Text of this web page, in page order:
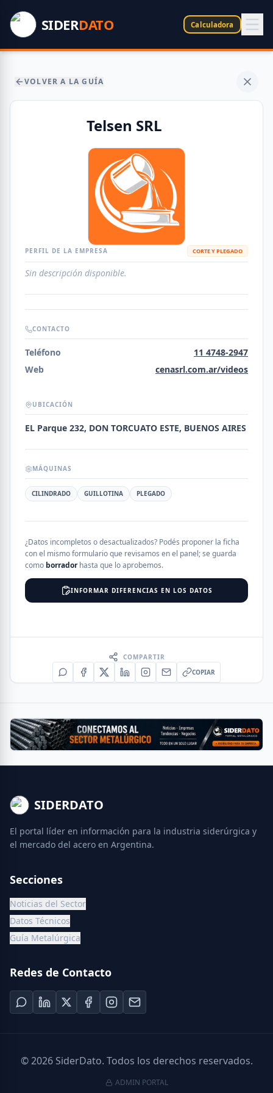
SIDERDATO Calculadora
VOLVER A LA GUÍA
Telsen SRL
PERFIL DE LA EMPRESA CORTE Y PLEGADO
Sin descripción disponible.
CONTACTO
Teléfono
11 4748-2947
Web
cenasrl.com.ar/videos
UBICACIÓN
EL Parque 232, DON TORCUATO ESTE, BUENOS AIRES
MÁQUINAS
CILINDRADO GUILLOTINA PLEGADO
¿Datos incompletos o desactualizados? Podés proponer la ficha
con el mismo formulario que revisamos en el panel; se guarda
como borradorhasta que lo aprobemos.
INFORMAR DIFERENCIAS EN LOS DATOS
COMPARTIR
COPIAR
SIDERDATO
El portal líder en información para la industria siderúrgica y
el mercado del acero en Argentina.
Secciones
Noticias del Sector
Datos Técnicos
Guía Metalúrgica
Redes de Contacto
©2026SiderDato. Todos los derechos reservados.
ADMIN PORTAL